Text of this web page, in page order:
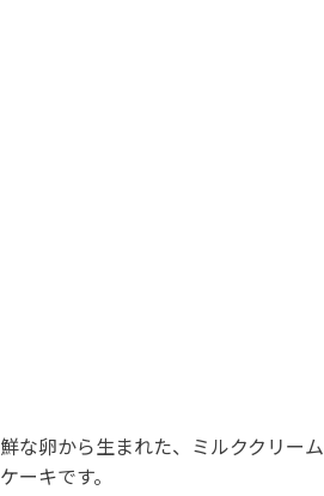
な卵から生まれた、ミルククリーム
ーキです。